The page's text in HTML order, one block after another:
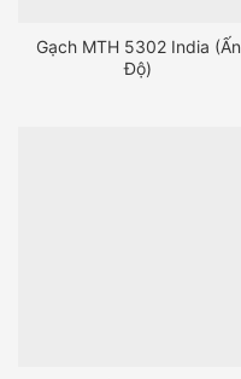
Gạch MTH 5302 India (Ấn
Độ)